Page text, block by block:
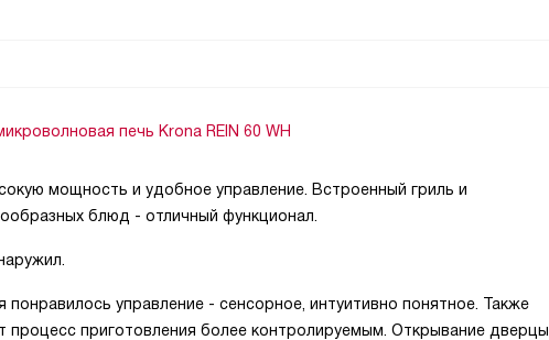
печь Krona REIN 60 WH
мощность и удобное управление. Встроенный гриль и
блюд - отличный функционал.
понравилось управление - сенсорное, интуитивно понятное. Также
процесс приготовления более контролируемым. Открывание дверцы